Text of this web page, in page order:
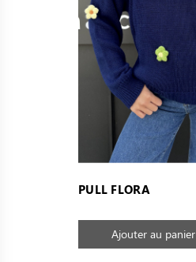
PULL FLORA
Ajouter au panier